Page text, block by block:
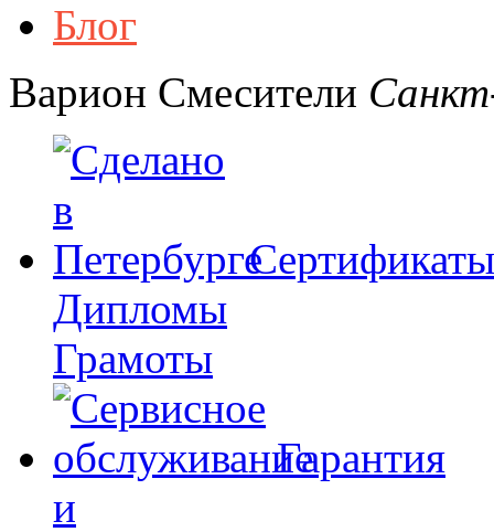
Блог
Варион Смесители
Сертификаты
Дипломы
Грамоты
Гарантия
и